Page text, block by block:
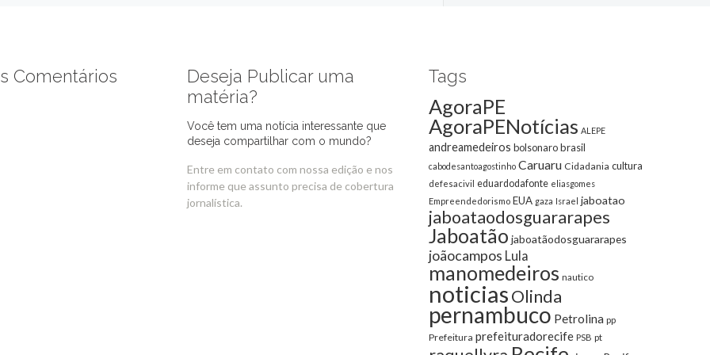
Comentários
Deseja Publicar uma
matéria?
Você tem uma notícia interessante que
deseja compartilhar com o mundo?
Entre em contato com nossa edição e nos
informe que assunto precisa de cobertura
jornalística.
Tags
AgoraPE
AgoraPENotícias ALEPE
andreamedeiros bolsonarobrasil
cabodesantoagostinho Caruaru Cidadania cultura
defesacivil eduardodafonte eliasgomes
Empreendedorismo EUA gaza Israel jaboatao
jaboataodosguararapes
Jaboatão jaboatãodosguararapes
joãocampos Lula
manomedeiros nautico
noticiasOlinda
pernambuco Petrolina pp
Prefeitura prefeituradorecife PSB pt